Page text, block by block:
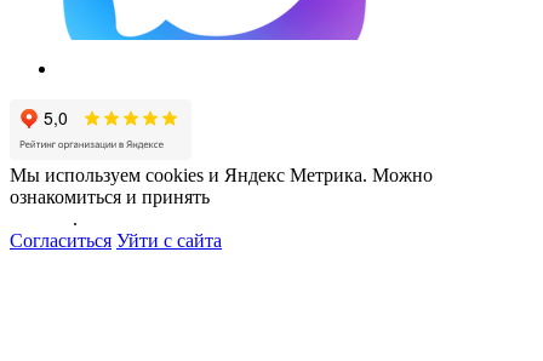
Мы используем cookies и Яндекс Метрика. Можно
ознакомиться и принять
.
Согласиться Уйти с сайта